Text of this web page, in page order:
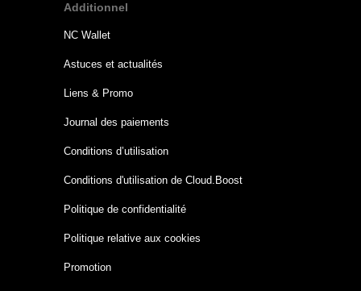
Additionnel
NC Wallet
Astuces et actualités
Liens & Promo
Journal des paiements
Conditions d’utilisation
Conditions d'utilisation de Cloud.Boost
Politique de confidentialité
Politique relative aux cookies
Promotion